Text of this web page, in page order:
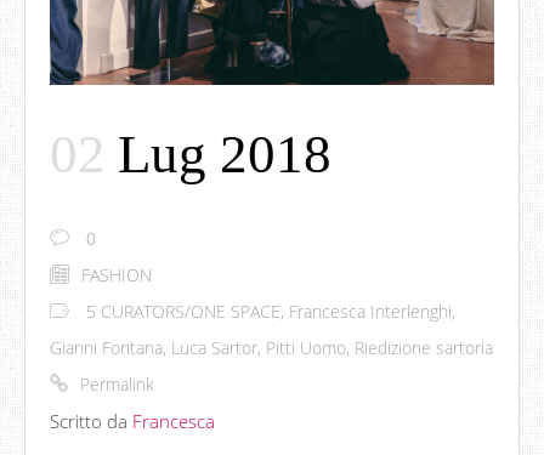
02 Lug 2018
0
FASHION
5 CURATORS/ONE SPACE, Francesca Interlenghi,
Gianni Fontana, Luca Sartor, Pitti Uomo, Riedizione sartoria
Permalink
Scritto da Francesca